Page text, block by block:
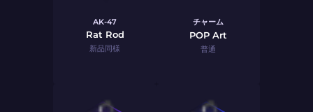
AK-47
Rat Rod
新品同様
チャーム
POP Art
普通